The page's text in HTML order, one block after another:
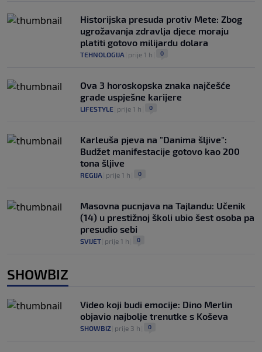
Historijska presuda protiv Mete: Zbog
ugrožavanja zdravlja djece moraju
platiti gotovo milijardu dolara
TEHNOLOGIJA prije 1 h 0
Ova 3 horoskopska znaka najčešće
grade uspješne karijere
LIFESTYLE prije 1 h 0
Karleuša pjeva na "Danima šljive":
Budžet manifestacije gotovo kao 200
tona šljive
REGIJA prije 1 h 0
Masovna pucnjava na Tajlandu: Učenik
(14) u prestižnoj školi ubio šest osoba pa
presudio sebi
SVIJET prije 1 h 0
SHOWBIZ
Video koji budi emocije: Dino Merlin
objavio najbolje trenutke s Koševa
SHOWBIZ prije 3 h 0